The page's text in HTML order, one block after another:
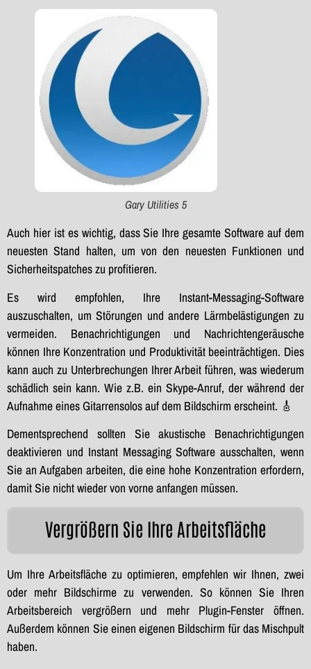
Gary Utilities 5
Auch hier ist es wichtig, dass Sie Ihre gesamte Software auf dem
neuesten Stand halten, um von den neuesten Funktionen und
Sicherheitspatches zu profitieren.
Es wird empfohlen, Ihre Instant-Messaging-Software
auszuschalten, um Störungen und andere Lärmbelästigungen zu
vermeiden. Benachrichtigungen und Nachrichtengeräusche
können Ihre Konzentration und Produktivität beeinträchtigen. Dies
kann auch zu Unterbrechungen Ihrer Arbeit führen, was wiederum
schädlich sein kann. Wie z.B. ein Skype-Anruf, der während der
Aufnahme eines Gitarrensolos auf dem Bildschirm erscheint. 🎸
Dementsprechend sollten Sie akustische Benachrichtigungen
deaktivieren und Instant Messaging Software ausschalten, wenn
Sie an Aufgaben arbeiten, die eine hohe Konzentration erfordern,
damit Sie nicht wieder von vorne anfangen müssen.
Vergrößern Sie Ihre Arbeitsfläche
Um Ihre Arbeitsfläche zu optimieren, empfehlen wir Ihnen, zwei
oder mehr Bildschirme zu verwenden. So können Sie Ihren
Arbeitsbereich vergrößern und mehr Plugin-Fenster öffnen.
Außerdem können Sie einen eigenen Bildschirm für das Mischpult
haben.